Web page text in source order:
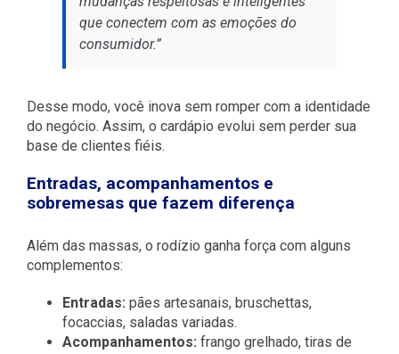
que conectem com as emoções do
consumidor.”
Desse modo, você inova sem romper com a identidade
do negócio. Assim, o cardápio evolui sem perder sua
base de clientes fiéis.
Entradas, acompanhamentos e
sobremesas que fazem diferença
Além das massas, o rodízio ganha força com alguns
complementos:
Entradas: pães artesanais, bruschettas,
focaccias, saladas variadas.
Acompanhamentos: frango grelhado, tiras de